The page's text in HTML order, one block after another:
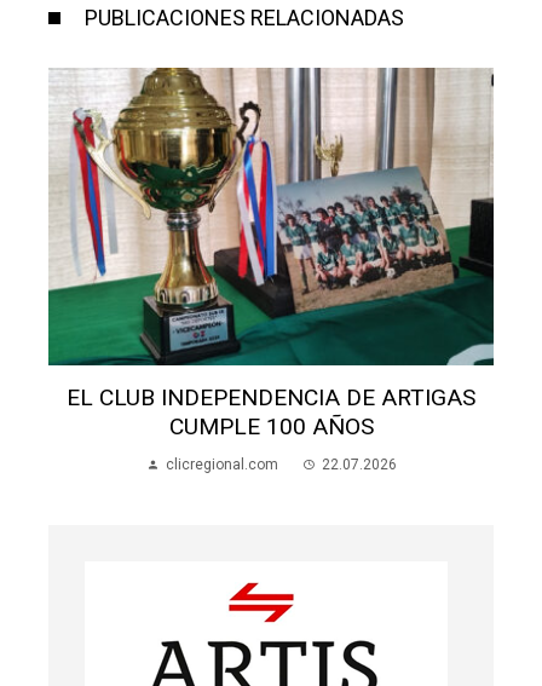
PUBLICACIONES RELACIONADAS
EL CLUB INDEPENDENCIA DE ARTIGAS
CUMPLE 100 AÑOS
clicregional.com 22.07.2026